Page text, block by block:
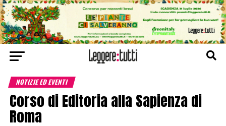
NOTIZIE ED EVENTI
Corso di Editoria alla Sapienza di
Roma